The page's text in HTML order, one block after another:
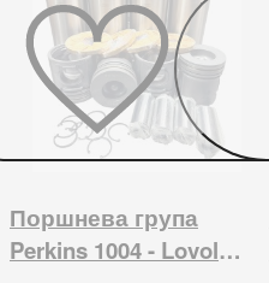
Поршнева група
Perkins 1004 - Lovol